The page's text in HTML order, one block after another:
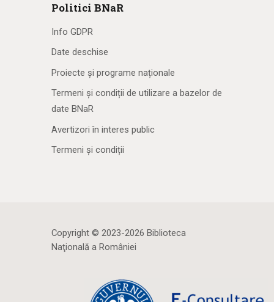
Politici BNaR
Info GDPR
Date deschise
Proiecte și programe naționale
Termeni și condiții de utilizare a bazelor de
date BNaR
Avertizori în interes public
Termeni și condiții
Copyright © 2023-2026 Biblioteca
Naţională a României